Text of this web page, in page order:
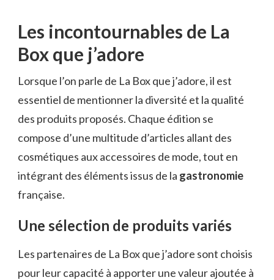
Les incontournables de La
Box que j’adore
Lorsque l’on parle de La Box que j’adore, il est
essentiel de mentionner la diversité et la qualité
des produits proposés. Chaque édition se
compose d’une multitude d’articles allant des
cosmétiques aux accessoires de mode, tout en
intégrant des éléments issus de la gastronomie
française.
Une sélection de produits variés
Les partenaires de La Box que j’adore sont choisis
pour leur capacité à apporter une valeur ajoutée à